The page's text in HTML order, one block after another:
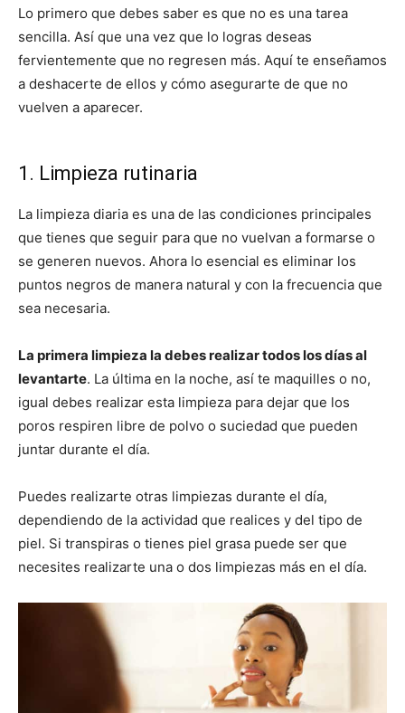
Lo primero que debes saber es que no es una tarea
sencilla. Así que una vez que lo logras deseas
fervientemente que no regresen más. Aquí te enseñamos
a deshacerte de ellos y cómo asegurarte de que no
vuelven a aparecer.
1. Limpieza rutinaria
La limpieza diaria es una de las condiciones principales
que tienes que seguir para que no vuelvan a formarse o
se generen nuevos. Ahora lo esencial es eliminar los
puntos negros de manera natural y con la frecuencia que
sea necesaria.
La primera limpieza la debes realizar todos los días al
levantarte. La última en la noche, así te maquilles o no,
igual debes realizar esta limpieza para dejar que los
poros respiren libre de polvo o suciedad que pueden
juntar durante el día.
Puedes realizarte otras limpiezas durante el día,
dependiendo de la actividad que realices y del tipo de
piel. Si transpiras o tienes piel grasa puede ser que
necesites realizarte una o dos limpiezas más en el día.